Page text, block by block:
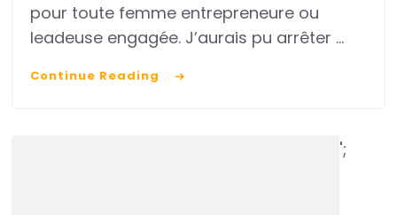
pour toute femme entrepreneure ou
leadeuse engagée. J’aurais pu arrêter …
Continue Reading
';